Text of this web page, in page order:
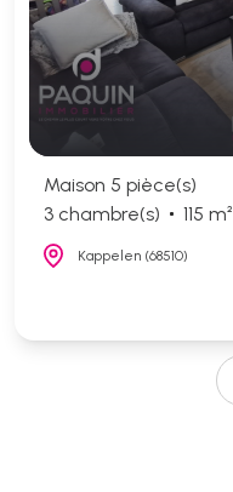
Maison 5 pièce(s)
3 chambre(s)
115 m²
Kappelen (68510)